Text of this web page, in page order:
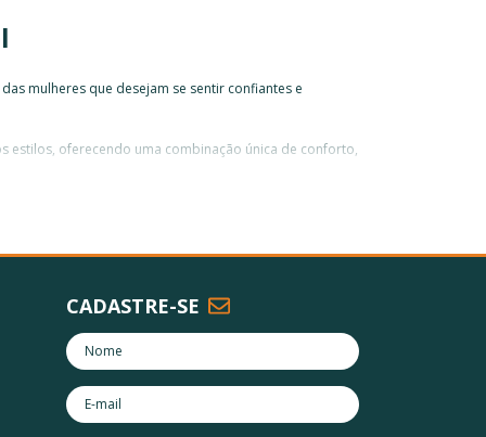
mulheres que desejam se sentir confiantes e
estilos, oferecendo uma combinação única de conforto,
cruzam na parte de trás do pescoço, criando uma
aos modelos muito populares nos anos 1950 e
CADASTRE-SE